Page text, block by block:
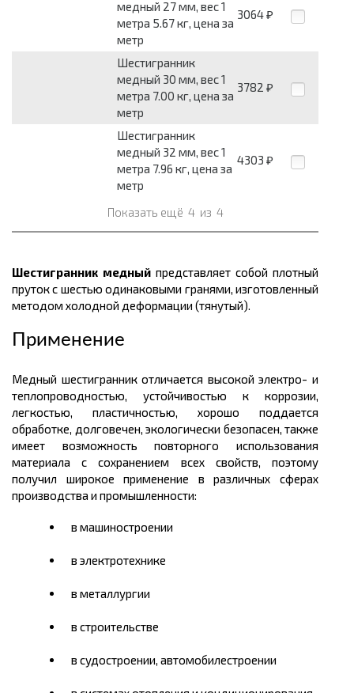
медный 27 мм, вес 1
метра 5.67 кг, цена за
метр
3064 ₽
Шестигранник
медный 30 мм, вес 1
метра 7.00 кг, цена за
метр
3782 ₽
Шестигранник
медный 32 мм, вес 1
метра 7.96 кг, цена за
метр
4303 ₽
Показать ещё 4 из 4
Шестигранник медный представляет собой плотный
пруток с шестью одинаковыми гранями, изготовленный
методом холодной деформации (тянутый).
Применение
Медный шестигранник отличается высокой электро- и
теплопроводностью, устойчивостью к коррозии,
легкостью, пластичностью, хорошо поддается
обработке, долговечен, экологически безопасен, также
имеет возможность повторного использования
материала с сохранением всех свойств, поэтому
получил широкое применение в различных сферах
производства и промышленности:
в машиностроении
в электротехнике
в металлургии
в строительстве
в судостроении, автомобилестроении